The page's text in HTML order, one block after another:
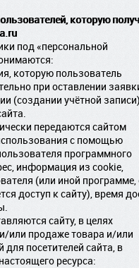
которую
под «персональной
которую пользователь
при оставлении
(создании учётной
передаются сайтом
с помощью
программного
информация из cookie,
(или иной программе,
доступ к сайту), время
сайту, в целях
или продаже товара и/или
посетителей сайта, в
ресурса: